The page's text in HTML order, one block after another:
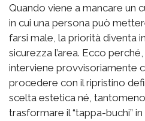
Quando viene a mancare un
in cui una persona può
farsi male, la priorità diventa
sicurezza l’area. Ecco
interviene provvisoriamente
procedere con il ripristino
scelta estetica né,
trasformare il “tappa-buchi”